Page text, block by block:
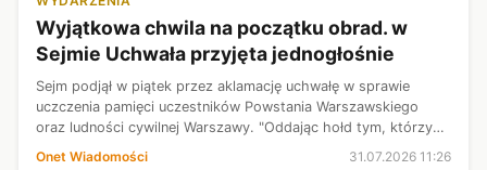
Wyjątkowa chwila na początku obrad. w
Sejmie Uchwała przyjęta jednogłośnie
Sejm podjął w piątek przez aklamację uchwałę w sprawie
uczczenia pamięci uczestników Powstania Warszawskiego
oraz ludności cywilnej Warszawy. "Oddając hołd tym, którzy
walczyli i ginęli za wolną Polskę, wyrażamy wdzięczność za ich
Onet Wiadomości 31.07.2026 11:26